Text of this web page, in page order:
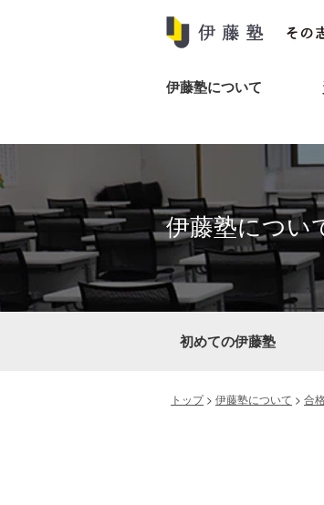
伊藤塾について
伊藤塾につい
初めての伊藤塾
トップ> 伊藤塾について > 合